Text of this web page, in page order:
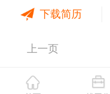
下载简历
上一页